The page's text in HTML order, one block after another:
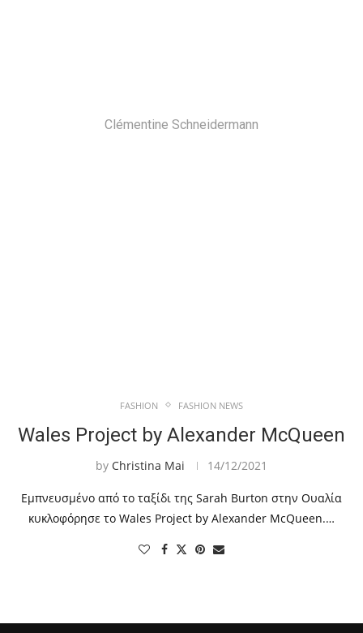
Clémentine Schneidermann
FASHION FASHION NEWS
Wales Project by Alexander McQueen
by Christina Mai 14/12/2021
Εμπνευσμένο από το ταξίδι της Sarah Burton στην Ουαλία
κυκλοφόρησε το Wales Project by Alexander McQueen.…